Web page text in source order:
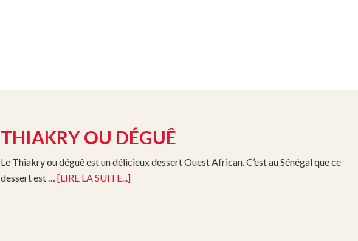
THIAKRY OU DÉGUÊ
Le Thiakry ou déguê est un délicieux dessert Ouest African. C’est au Sénégal que ce
dessert est … [LIRE LA SUITE...]